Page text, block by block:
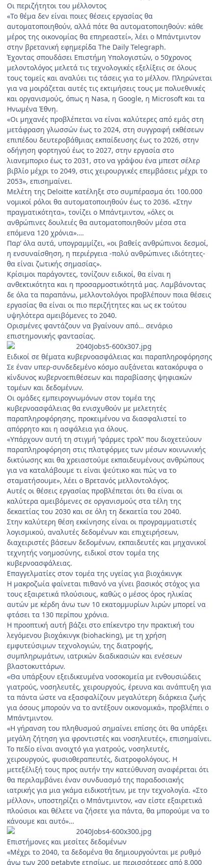
Οι περιζήτητοι του μέλλοντος
«Το θέμα δεν είναι ποιες θέσεις εργασίας θα
αυτοματοποιηθούν, αλλά πότε θα αυτοματοποιηθούν: κάθε
μέρος της οικονομίας θα επηρεαστεί», λέει ο Μπάντμιντον
στην βρετανική εφημερίδα The Daily Telegraph.
Έχοντας σπουδάσει Επιστήμη Υπολογιστών, ο 50χρονος
μελοντολόγος μελετά τις τεχνολογικές εξελίξεις σε όλους
τους τομείς και αναλύει τις τάσεις για το μέλλον. Πληρώνεται
για να μοιράζεται αυτές τις εκτιμήσεις τους με πολυεθνικές
και οργανισμούς, όπως η Nasa, η Google, η Microsoft και τα
Ηνωμένα Έθνη.
«Οι μηχανές προβλέπεται να είναι καλύτερες από εμάς στη
μετάφραση γλωσσών έως το 2024, στη συγγραφή εκθέσεων
επιπέδου δευτεροβάθμιας εκπαίδευσης έως το 2026, στην
οδήγηση φορτηγού έως το 2027, στην εργασία στο
λιανεμποριο έως το 2031, στο να γράψου ένα μπεστ σέλερ
βιβλίο μέχρι το 2049, στις χειρουργικές επεμβάσεις μέχρι το
2053», επισημαίνει.
Μελέτη της Deloitte κατέληξε στο συμπέρασμα ότι 100.000
νομικοί ρόλοι θα αυτοματοποιηθούν έως το 2036. «Στην
πραγματικότητα», τονίζει ο Μπάντμιντον, «όλες οι
ανθρώπινες δουλειές θα αυτοματοποιηθούν μέσα στα
επόμενα 120 χρόνια»….
Παρ’ όλα αυτά, υπογραμμίζει, «οι βαθείς ανθρώπινοι δεσμοί,
η ενσυναίσθηση, η περιέργεια -πολύ ανθρώπινες ιδιότητες-
θα είναι ζωτικής σημασίας».
Κρίσιμοι παράγοντες, τονίζουν ειδικοί, θα είναι η
ανθεκτικότητα και η προσαρμοστικότητά μας. Λαμβάνοντας
δε όλα τα παραπάνω, μελλοντολόγοι προβλέπουν ποια θέσεις
εργασίας θα είναι οι πιο περιζήτητες και ως εκ τούτου
υψηλότερα αμειβόμενες το 2040.
Ορισμένες φαντάζουν να βγαίνουν από… σενάριο
επιστημονικής φαντασίας.
Ειδικοί σε θέματα κυβερνοασφάλειας και παραπληροφόρησης
Σε έναν υπερ-συνδεδεμένο κόσμο αυξάνεται κατακόρυφα ο
κίνδυνος κυβερνοεπιθέσεων και παραβίασης ψηφιακών
τομέων και δεδομένων.
Οι ομάδες εμπειρογνωμόνων στον τομέα της
κυβερνοασφάλειας θα ενισχυθούν με μελετητές
παραπληροφόρησης, προκειμένου να διασφαλιστεί το
απόρρητο και η ασφάλεια για όλους.
«Υπάρχουν αυτή τη στιγμή “φάρμες τρολ” που διοχετεύουν
παραπληροφόρηση στις πλατφόρμες των μέσων κοινωνικής
δικτύωσης και θα χρειαστούμε εκπαιδευμένους ανθρώπους
για να καταλάβουμε τι είναι ψεύτικο και πώς να το
σταματήσουμε», λέει ο Βρετανός μελλοντολόγος.
Αυτές οι θέσεις εργασίας προβλέπεται ότι θα είναι οι
καλύτερα αμειβόμενες σε οργανισμούς στα τέλη της
δεκαετίας του 2030 και σε όλη τη δεκαετία του 2040.
Στην καλύτερη θέση εκκίνησης είναι οι προγραμματιστές
λογισμικού, αναλυτές δεδομένων και επιχειρήσεων,
διαχειριστές βάσεων δεδομένων, εκπαιδευτές και μηχανικοί
τεχνητής νοημοσύνης, ειδικοί στον τομέα της
κυβερνοασφάλειας.
Επαγγελματίες στον τομέα της υγείας για βιοχάκινγκ
Η μακροζωία φαίνεται πιθανό να γίνει βασικός στόχος για
τους εξαιρετικά πλούσιους, καθώς ο μέσος όρος ηλικίας
αυτών με κέρδη άνω των 10 εκατομμυρίων λιρών μπορεί να
φτάσει τα 130 περίπου χρόνια.
Η προοπτική αυτή βάζει στο επίκεντρο την πρακτική του
λεγόμενου βιοχάκινγκ (biohacking), με τη χρήση
εμφυτεύσιμων τεχνολογιών, της διατροφής,
συμπληρωμάτων, ιατρικών διαδικασιών και ενέσεων
βλαστοκυττάρων.
«Θα υπάρξουν εξειδικευμένα νοσοκομεία με ενθουσιώδεις
γιατρούς, νοσηλευτές, χειρουργούς, έρευνα και ανάπτυξη για
τα πάντα ώστε να εξασφαλίζουν μεγαλύτερη διάρκεια ζωής
για όσους μπορούν να το αντέξουν οικονομικά», προβλέπει ο
Μπάντμιντον.
«Η γήρανση του πληθυσμού σημαίνει επίσης ότι θα υπάρξει
μεγάλη ζήτηση για φροντιστές και νοσηλευτές», επισημαίνει.
Το πεδίο είναι ανοιχτό για γιατρούς, νοσηλευτές,
χειρουργούς, φυσιοθεραπευτές, διατροφολόγους. Η
μετεξέλιξή τους προς αυτήν την κατεύθυνση αναφέρεται ότι
θα περιλαμβάνει έναν συνδυασμό της παραδοσιακής
ιατρικής για μια γκάμα ειδικοτήτων, με την τεχνολογία. «Στο
μέλλον», υποστηρίζει ο Μπάντμιντον, «αν είστε εξαιρετικά
πλούσιοι και θέλετε να ζήσετε για πάντα, θα μπορούμε να το
κάνουμε και αυτό»…
Επιστήμονες και μεσίτες δεδομένων
«Μέχρι το 2040, τα δεδομένα θα δημιουργούνται με ρυθμό
άνω των 200 petabyte ετησίως, με περισσότερες από 8.000